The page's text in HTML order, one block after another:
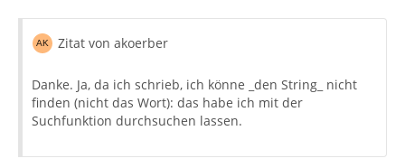
Zitat von akoerber
Danke. Ja, da ich schrieb, ich könne _den String_ nicht
finden (nicht das Wort): das habe ich mit der
Suchfunktion durchsuchen lassen.